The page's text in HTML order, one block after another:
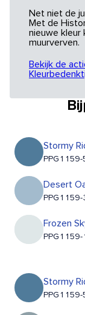
Net niet de
Met de
nieuwe kleur
muurverven.
Bekijk de
Stormy
PPG1159-
Desert
PPG1159-
Frozen
PPG1159-1
Stormy
PPG1159-